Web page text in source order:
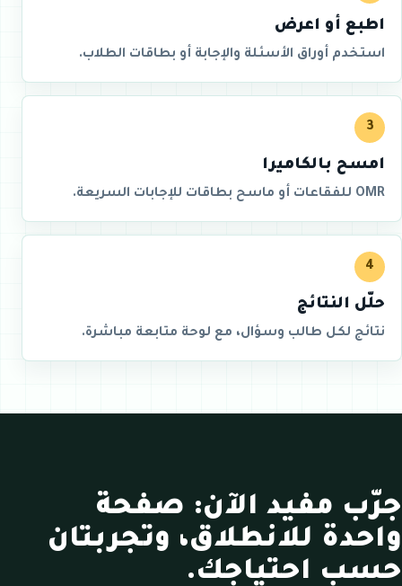
اطبع أو اعرض
استخدم أوراق الأسئلة والإجابة أو بطاقات الطلاب.
3
امسح بالكاميرا
OMR للفقاعات أو ماسح بطاقات للإجابات السريعة.
4
حلّل النتائج
نتائج لكل طالب وسؤال، مع لوحة متابعة مباشرة.
جرّب مفيد الآن: صفحة
واحدة للانطلاق، وتجربتان
حسب احتياجك.